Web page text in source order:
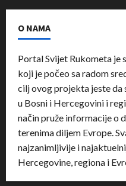
O NAMA
Portal Svijet Rukometa je
koji je počeo sa radom
cilj ovog projekta jeste
u Bosni i Hercegovini i
način pruže informacije o
terenima diljem Evrope.
najzanimljivije i
Hercegovine, regiona i